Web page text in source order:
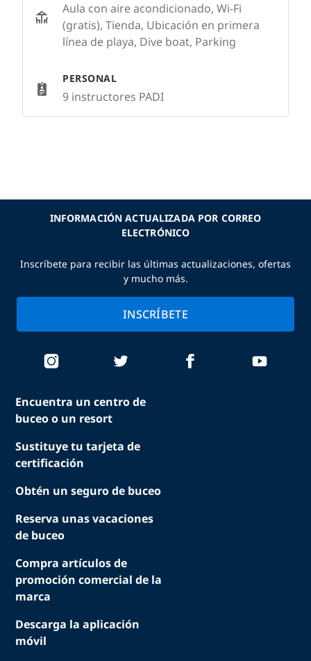
Aula con aire acondicionado, Wi-Fi
(gratis), Tienda, Ubicación en primera
línea de playa, Dive boat, Parking
PERSONAL
9 instructores PADI
Encuentra un centro de
buceo o un resort
Sustituye tu tarjeta de
certificación
Obtén un seguro de buceo
Reserva unas vacaciones
de buceo
Compra artículos de
promoción comercial de la
marca
Descarga la aplicación
móvil
INFORMACIÓN ACTUALIZADA POR CORREO
ELECTRÓNICO
Inscríbete para recibir las últimas actualizaciones, ofertas
y mucho más.
INSCRÍBETE